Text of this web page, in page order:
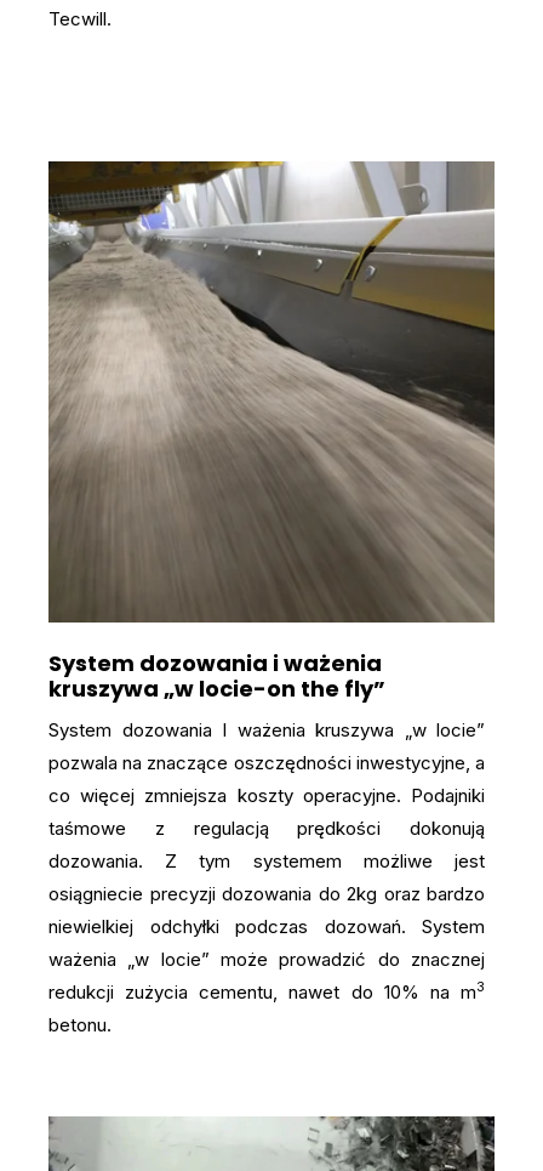
Tecwill.
System dozowania i ważenia
kruszywa „w locie-on the fly”
System dozowania I ważenia kruszywa „w locie”
pozwala na znaczące oszczędności inwestycyjne, a
co więcej zmniejsza koszty operacyjne. Podajniki
taśmowe z regulacją prędkości dokonują
dozowania. Z tym systemem możliwe jest
osiągniecie precyzji dozowania do 2kg oraz bardzo
niewielkiej odchyłki podczas dozowań. System
ważenia „w locie” może prowadzić do znacznej
redukcji zużycia cementu, nawet do 10% na m3
betonu.